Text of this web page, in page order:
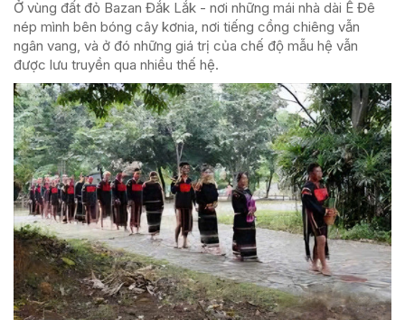
Ở vùng đất đỏ Bazan Đắk Lắk - nơi những mái nhà dài Ê Đê
nép mình bên bóng cây kơnia, nơi tiếng cồng chiêng vẫn
ngân vang, và ở đó những giá trị của chế độ mẫu hệ vẫn
được lưu truyền qua nhiều thế hệ.